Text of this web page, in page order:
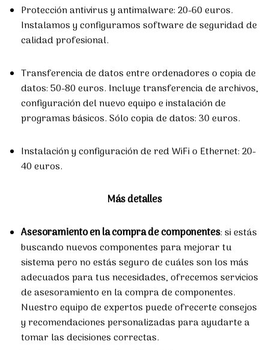
Protección antivirus y antimalware: 20-60 euros.
Instalamos y configuramos software de seguridad de
calidad profesional.
Transferencia de datos entre ordenadores o copia de
datos: 50-80 euros. Incluye transferencia de archivos,
configuración del nuevo equipo e instalación de
programas básicos. Sólo copia de datos: 30 euros.
Instalación y configuración de red WiFi o Ethernet: 20-
40 euros.
Más detalles
Asesoramiento en la compra de componentes: si estás
buscando nuevos componentes para mejorar tu
sistema pero no estás seguro de cuáles son los más
adecuados para tus necesidades, ofrecemos servicios
de asesoramiento en la compra de componentes.
Nuestro equipo de expertos puede ofrecerte consejos
y recomendaciones personalizadas para ayudarte a
tomar las decisiones correctas.